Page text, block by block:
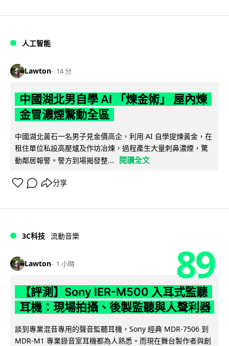
人工智能
Lawton 14 分
中國湖北男自學 AI 「煉金術」 屋內煉
金冒濃煙驚動全區
中國湖北黃石一名男子見金價高企，利用 AI 自學提煉黃金，在
租住單位私設高壓爐及作坊冶煉，過程產生大量刺鼻濃煙，驚
動鄰居報警。警方到場揭發整...
閱讀全文
分享
3C科技 流動音樂
Lawton 1 小時 89
【評測】Sony IER-M500 入耳式監聽
耳機：現場拍攝、後製監聽與人聲利器
談到專業混音專用的聲音監聽耳機，Sony 經典 MDR-7506 到
MDR-M1 專業錄音室耳機都為人熟悉。而現在舞台製作者與創